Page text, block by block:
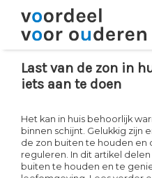
Last van de zon in
iets aan te doen
Het kan in huis behoorlijk
binnen schijnt. Gelukkig zijn
de zon buiten te houden en
reguleren. In dit artikel
buiten te houden en te